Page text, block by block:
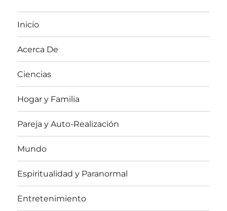
Inicio
Acerca De
Ciencias
Hogar y Familia
Pareja y Auto-Realización
Mundo
Espiritualidad y Paranormal
Entretenimiento